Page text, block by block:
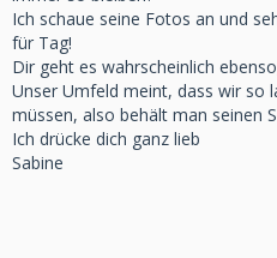
Ich schaue seine Fotos an und
für Tag!
Dir geht es wahrscheinlich
Unser Umfeld meint, dass wir so
müssen, also behält man seinen
Ich drücke dich ganz lieb
Sabine